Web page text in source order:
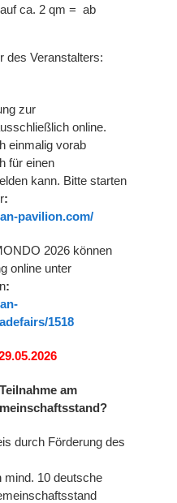
ca. 2 qm = ab
des Veranstalters:
zur
online.
einmalig vorab
für einen
kann. Bitte starten
:
pavilion.com/
2026 können
online unter
:
1518
am
durch Förderung des
10 deutsche